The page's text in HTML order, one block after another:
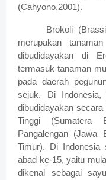
(Cahyono,2001).
Brokoli
merupakan
dibudidayakan di
termasuk tanaman
pada daerah
sejuk. Di Indonesia,
dibudidayakan
Tinggi (Sumatera
Pangalengan (Jawa
Timur). Di Indonesia
abad ke-15, yaitu
dikenal sebagai